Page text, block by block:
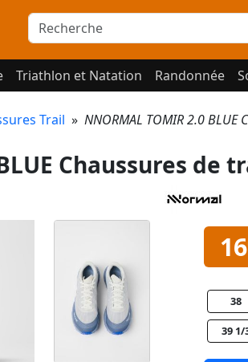
Triathlon et Natation Randonnée
Trail » NNORMAL TOMIR 2.0 BLUE
Chaussures de
38
39 1/